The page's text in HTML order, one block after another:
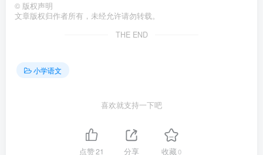
© 版权声明
文章版权归作者所有，未经允许请勿转载。
THE END
小学语文
喜欢就支持一下吧
点赞21 分享 收藏0